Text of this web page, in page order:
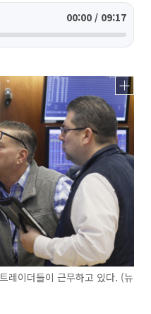
00:00 / 09:17
레이더들이 근무하고 있다. (뉴